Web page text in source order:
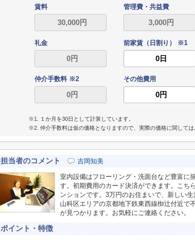
賃料 管理費・共益費
礼金 前家賃（日割り） ※1
仲介手数料 ※2
その他費用
※1. １か月を30日として計算しています。
※2. 仲介手数料は仮の価格となりますので、実際の価格に関しては
担当者のコメント 吉岡知美
室内設備はフローリング・洗面台など豊富に
す。初期費用のカード決済ができます。こち
ンションです。3万円のお住まいで、新しい
山科区エリアの京都地下鉄東西線椥辻付近で
が見つかります。お気軽にご連絡ください。
ポイント・特徴